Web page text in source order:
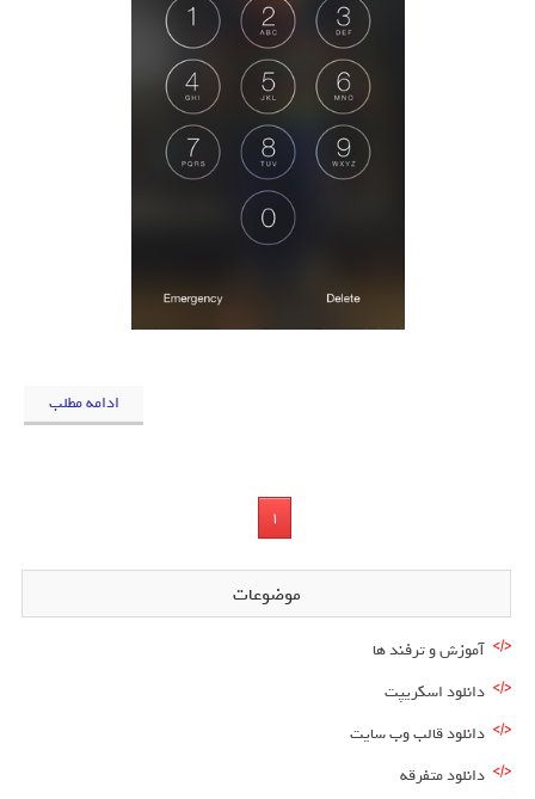
ادامه مطلب
1
موضوعات
آموزش و ترفند ها
دانلود اسکریپت
دانلود قالب وب سایت
دانلود متفرقه